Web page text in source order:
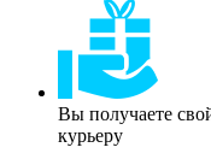
Вы получаете
курьеру